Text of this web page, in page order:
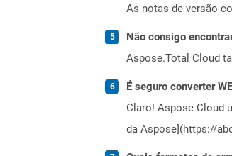
As notas de versão
Não consigo
Aspose.Total Cloud
É seguro converter
Claro! Aspose Cloud
da Aspose](https://